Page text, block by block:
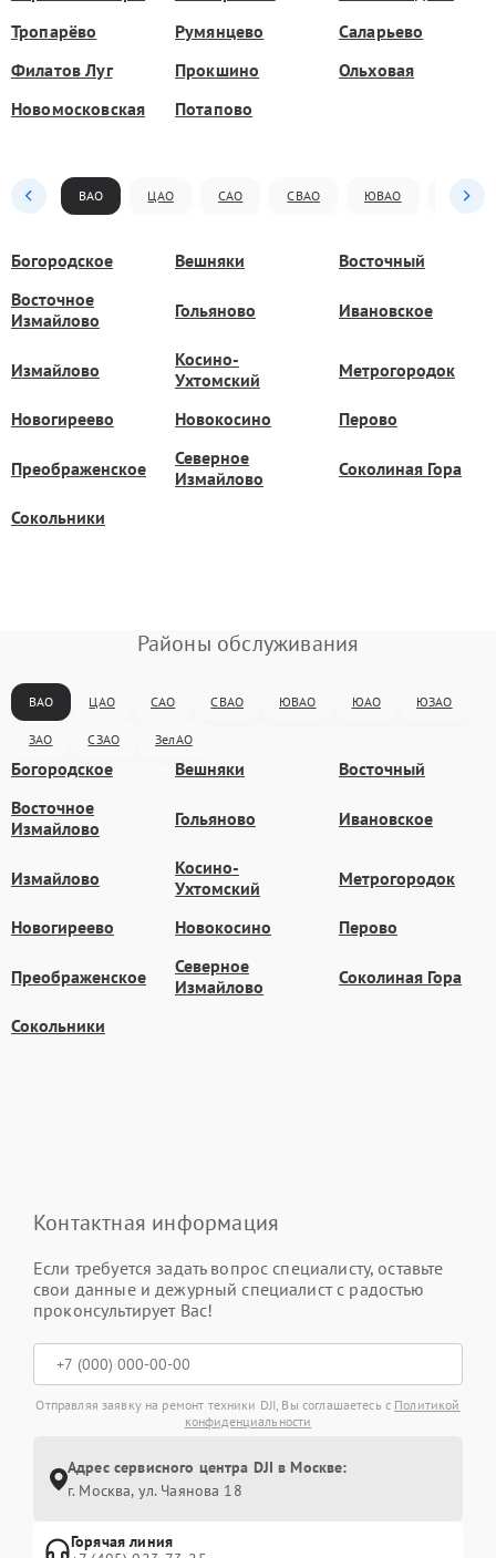
Тропарёво
Румянцево
Саларьево
Филатов Луг
Прокшино
Ольховая
Новомосковская
Потапово
ВАО ЦАО САО СВАО ЮВАО ЮАО
Богородское Вешняки
Восточный
Восточное
Измайлово
Гольяново Ивановское
Измайлово
Косино-
Ухтомский
Метрогородок
Новогиреево Новокосино Перово
Преображенское
Северное
Измайлово
Соколиная Гора
Сокольники
Районы обслуживания
ВАО ЦАО САО СВАО ЮВАО ЮАО ЮЗАО
ЗАО СЗАО ЗелАО
Богородское Вешняки
Восточный
Восточное
Измайлово
Гольяново Ивановское
Измайлово
Косино-
Ухтомский
Метрогородок
Новогиреево Новокосино Перово
Преображенское
Северное
Измайлово
Соколиная Гора
Сокольники
Контактная информация
Если требуется задать вопрос специалисту, оставьте
свои данные и дежурный специалист с радостью
проконсультирует Вас!
Отправляя заявку на ремонт техники DJI, Вы соглашаетесь с Политикой
конфиденциальности
Адрес сервисного центра DJI в Москве:
г. Москва, ул. Чаянова 18
Горячая линия